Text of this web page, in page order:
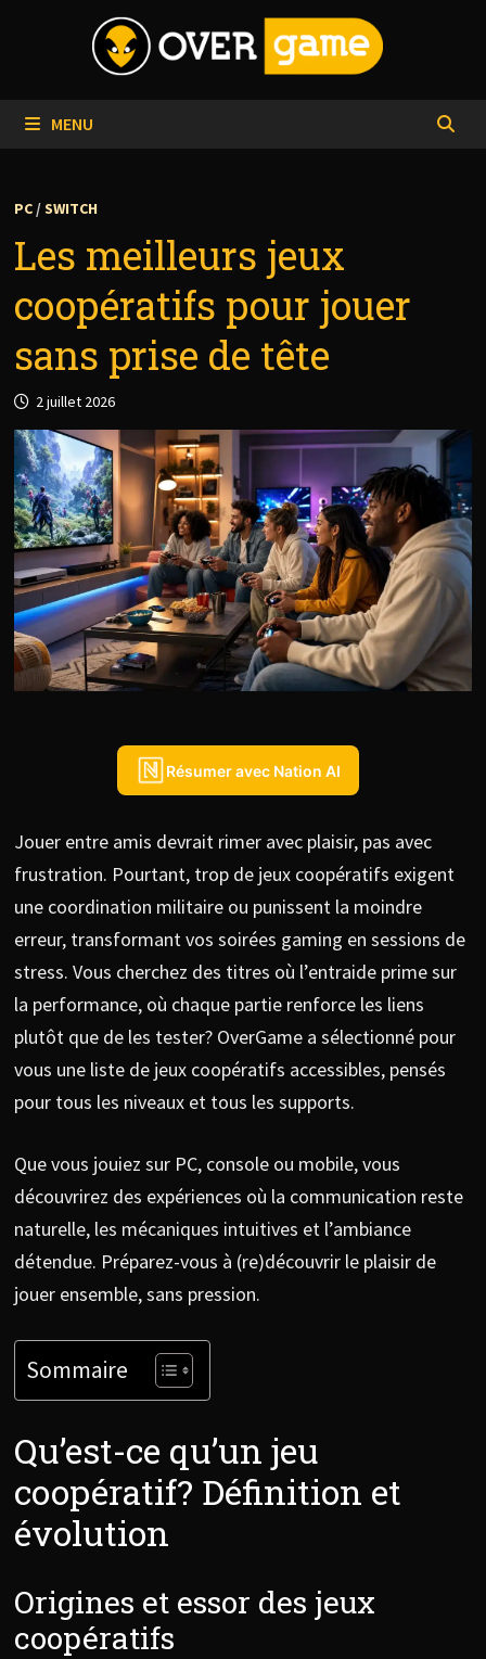
MENU
PC/SWITCH
Les meilleurs jeux
coopératifs pour jouer
sans prise de tête
2 juillet 2026
Résumer avec Nation AI
Jouer entre amis devrait rimer avec plaisir, pas avec
frustration. Pourtant, trop de jeux coopératifs exigent
une coordination militaire ou punissent la moindre
erreur, transformant vos soirées gaming en sessions de
stress. Vous cherchez des titres où l’entraide prime sur
la performance, où chaque partie renforce les liens
plutôt que de les tester? OverGame a sélectionné pour
vous une liste de jeux coopératifs accessibles, pensés
pour tous les niveaux et tous les supports.
Que vous jouiez sur PC, console ou mobile, vous
découvrirez des expériences où la communication reste
naturelle, les mécaniques intuitives et l’ambiance
détendue. Préparez-vous à (re)découvrir le plaisir de
jouer ensemble, sans pression.
Sommaire
Qu’est-ce qu’un jeu
coopératif? Définition et
évolution
Origines et essor des jeux
coopératifs